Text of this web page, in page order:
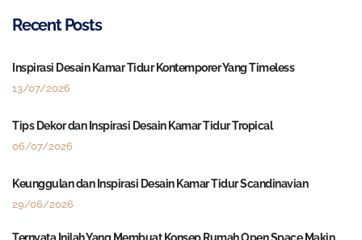
Recent Posts
Inspirasi Desain Kamar Tidur Kontemporer Yang Timeless
13/07/2026
Tips Dekor dan Inspirasi Desain Kamar Tidur Tropical
06/07/2026
Keunggulan dan Inspirasi Desain Kamar Tidur Scandinavian
29/06/2026
Ternyata Inilah Yang Membuat Konsep Rumah Open Space Makin